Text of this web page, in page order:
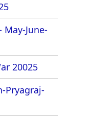
June-
20025
Pryagraj-